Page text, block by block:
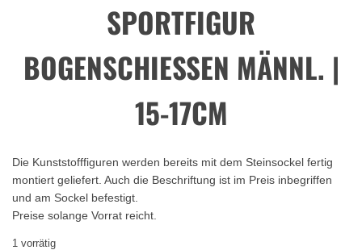
SPORTFIGUR
BOGENSCHIESSEN MÄNNL. | 1
5-17CM
Die Kunststofffiguren werden bereits mit dem Steinsockel fertig
montiert geliefert. Auch die Beschriftung ist im Preis inbegriffen
und am Sockel befestigt.
Preise solange Vorrat reicht.
1 vorrätig